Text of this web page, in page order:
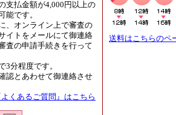
支払金額が4,000円以上の
能です。
、オンライン上で審査の
イトをメールにて御連絡
査の申請手続きを行って
3分程度です。
認とあわせて御連絡させ
くあるご質問』はこちら
送料はこちらのペ